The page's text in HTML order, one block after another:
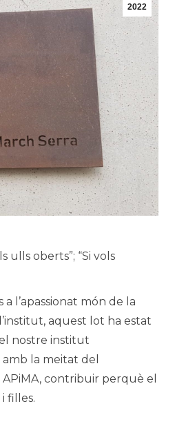
2022
ulls oberts”; “Si vols
l’apassionat món de la
aquest lot ha estat
el nostre institut
la meitat del
APiMA, contribuir perquè el
filles.